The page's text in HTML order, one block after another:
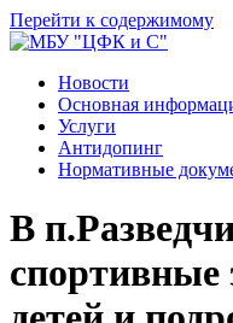
Перейти к содержимому
Новости
Основная
Услуги
Антидопинг
Нормативные
В
спортивные